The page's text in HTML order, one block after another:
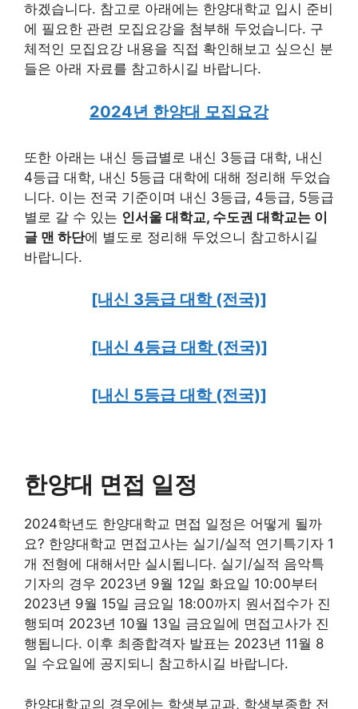
하겠습니다. 참고로 아래에는 한양대학교 입시 준비
에 필요한 관련 모집요강을 첨부해 두었습니다. 구
체적인 모집요강 내용을 직접 확인해보고 싶으신 분
들은 아래 자료를 참고하시길 바랍니다.
2024년 한양대 모집요강
또한 아래는 내신 등급별로 내신 3등급 대학, 내신
4등급 대학, 내신 5등급 대학에 대해 정리해 두었습
니다. 이는 전국 기준이며 내신 3등급, 4등급, 5등급
별로 갈 수 있는 인서울 대학교, 수도권 대학교는 이
글 맨 하단에 별도로 정리해 두었으니 참고하시길
바랍니다.
[내신 3등급 대학 (전국)]
[내신 4등급 대학 (전국)]
[내신 5등급 대학 (전국)]
한양대 면접 일정
2024학년도 한양대학교 면접 일정은 어떻게 될까
요? 한양대학교 면접고사는 실기/실적 연기특기자 1
개 전형에 대해서만 실시됩니다. 실기/실적 음악특
기자의 경우 2023년 9월 12일 화요일 10:00부터
2023년 9월 15일 금요일 18:00까지 원서접수가 진
행되며 2023년 10월 13일 금요일에 면접고사가 진
행됩니다. 이후 최종합격자 발표는 2023년 11월 8
일 수요일에 공지되니 참고하시길 바랍니다.
한양대학교의 경우에는 학생부교과, 학생부종합 전